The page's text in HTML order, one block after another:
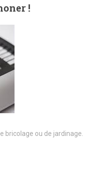
!
bricolage ou de jardinage.